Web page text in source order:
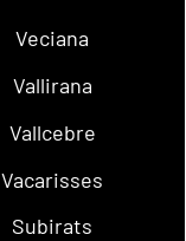
Veciana
Vallirana
Vallcebre
Vacarisses
Subirats